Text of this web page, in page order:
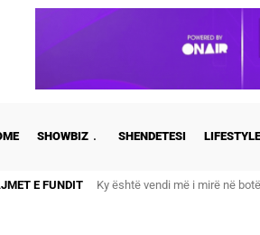
SHOWBIZ SHENDETESI LIFESTYLE
E FUNDIT Ky është vendi më i mirë në